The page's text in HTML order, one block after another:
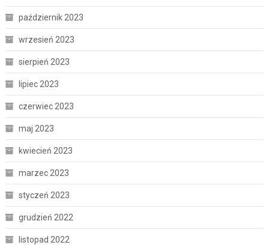
październik 2023
wrzesień 2023
sierpień 2023
lipiec 2023
czerwiec 2023
maj 2023
kwiecień 2023
marzec 2023
styczeń 2023
grudzień 2022
listopad 2022